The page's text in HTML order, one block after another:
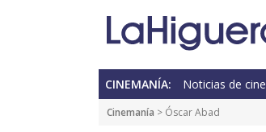
CINEMANÍA: Noticias de cine
Cinemanía > Óscar Abad